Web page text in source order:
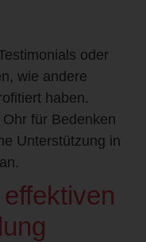
oder
wie andere
haben.
für Bedenken
Unterstützung in